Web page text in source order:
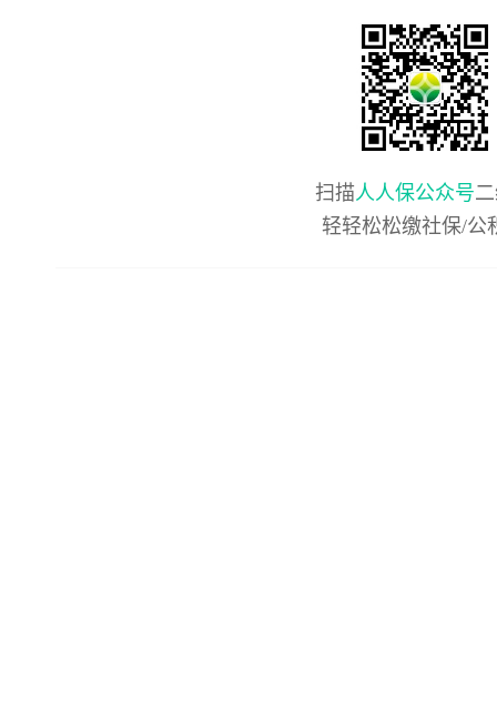
扫描人人保公众号
轻轻松松缴社保/公